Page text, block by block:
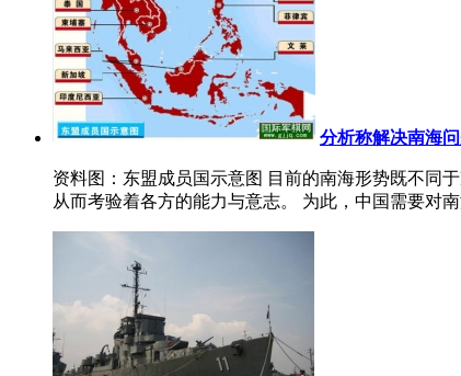
分析称解决南海
资料图：东盟成员国示意图 目前的南海形势既不同
从而考验着各方的能力与意志。 为此，中国需要对